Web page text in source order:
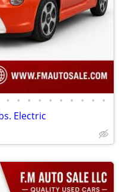
• • • • • • • • • •
Electric